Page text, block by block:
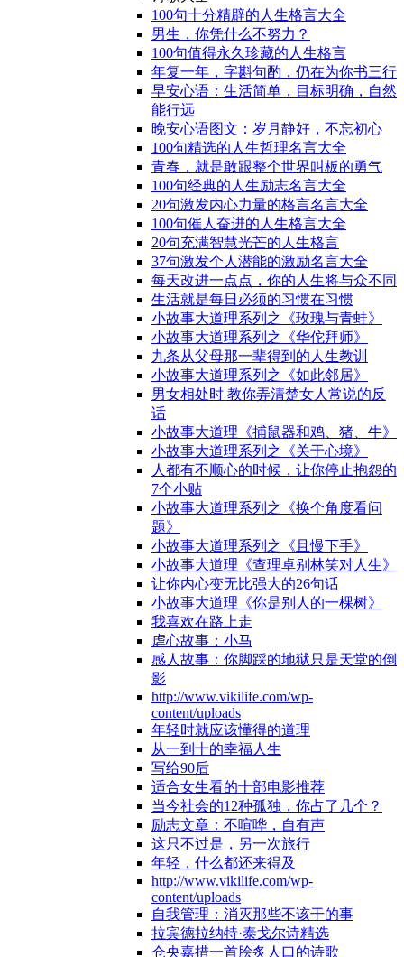
100句十分精辟的人生格言大全
男生，你凭什么不努力？
100句值得永久珍藏的人生格言
年复一年，字斟句酌，仍在为你书三行
早安心语：生活简单，目标明确，自然
能行远
晚安心语图文：岁月静好，不忘初心
100句精选的人生哲理名言大全
青春，就是敢跟整个世界叫板的勇气
100句经典的人生励志名言大全
20句激发内心力量的格言名言大全
100句催人奋进的人生格言大全
20句充满智慧光芒的人生格言
37句激发个人潜能的激励名言大全
每天改进一点点，你的人生将与众不同
生活就是每日必须的习惯在习惯
小故事大道理系列之《玫瑰与青蛙》
小故事大道理系列之《华佗拜师》
九条从父母那一辈得到的人生教训
小故事大道理系列之《如此邻居》
男女相处时 教你弄清楚女人常说的反
话
小故事大道理《捕鼠器和鸡、猪、牛》
小故事大道理系列之《关于心境》
人都有不顺心的时候，让你停止抱怨的
7个小贴
小故事大道理系列之《换个角度看问
题》
小故事大道理系列之《且慢下手》
小故事大道理《查理卓别林笑对人生》
让你内心变无比强大的26句话
小故事大道理《你是别人的一棵树》
我喜欢在路上走
虐心故事：小马
感人故事：你脚踩的地狱只是天堂的倒
影
http://www.vikilife.com/wp-
content/uploads
年轻时就应该懂得的道理
从一到十的幸福人生
写给90后
适合女生看的十部电影推荐
当今社会的12种孤独，你占了几个？
励志文章：不喧哗，自有声
这只不过是，另一次旅行
年轻，什么都还来得及
http://www.vikilife.com/wp-
content/uploads
自我管理：消灭那些不该干的事
拉宾德拉纳特·泰戈尔诗精选
仓央嘉措一首脍炙人口的诗歌